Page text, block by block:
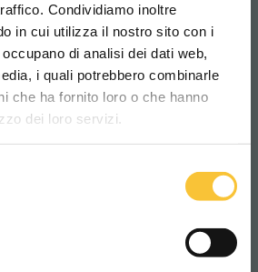
Condividiamo inoltre
in cui utilizza il nostro sito con i
di analisi dei dati web,
i quali potrebbero combinarle
che ha fornito loro o che hanno
dei loro servizi.
in cui ti trovi e la tua
migliore esperienza di
navigazione